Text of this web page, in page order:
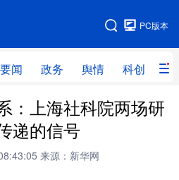
PC版本
要闻 政务 舆情 科创 产
网站地图
要闻 政务
产经
民生
：上海社科院两场研
递的信号
来源：新华网